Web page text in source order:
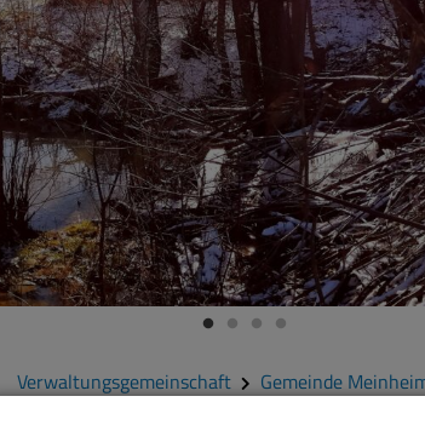
Verwaltungsgemeinschaft Gemeinde